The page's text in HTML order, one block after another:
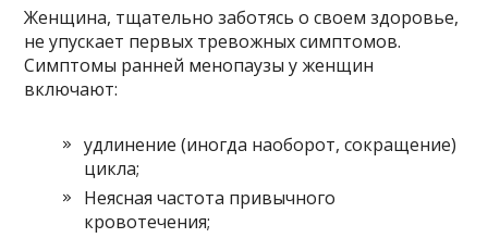
Женщина, тщательно заботясь о своем здоровье,
не упускает первых тревожных симптомов.
Симптомы ранней менопаузы у женщин
включают:
удлинение (иногда наоборот, сокращение)
цикла;
Неясная частота привычного
кровотечения;